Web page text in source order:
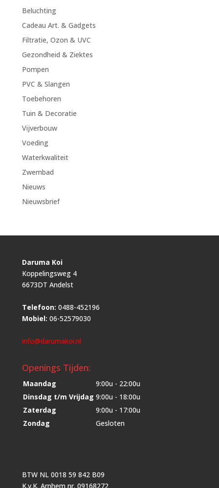
Beluchting
Cadeau Art. & Gadgets
Filtratie, Ozon & UVC
Gezondheid & Ziektes
Pompen
PVC & Slangen
Toebehoren
Tuin & Decoratie
Vijverbouw
Voeding
Waterkwaliteit
Zwembad
Nieuws
Nieuwsbrief
Daruma Koi
Koppelingsweg 4
6673DT Andelst
Telefoon: 0488-452196
Mobiel: 06-52579030
info@darumakoi.nl
Openings Tijden:
Maandag
9:00u - 22:00u
Dinsdag t/m Vrijdag 9:00u - 18:00u
Zaterdag
9:00u - 17:00u
Zondag
Gesloten
BTW NL 0018 59 842 B09
K.v.K. Arnhem nr. 09168272